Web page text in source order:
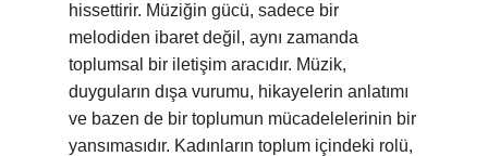
hissettirir. Müziğin gücü, sadece bir
melodiden ibaret değil, aynı zamanda
toplumsal bir iletişim aracıdır. Müzik,
duyguların dışa vurumu, hikayelerin anlatımı
ve bazen de bir toplumun mücadelelerinin bir
yansımasıdır. Kadınların toplum içindeki rolü,